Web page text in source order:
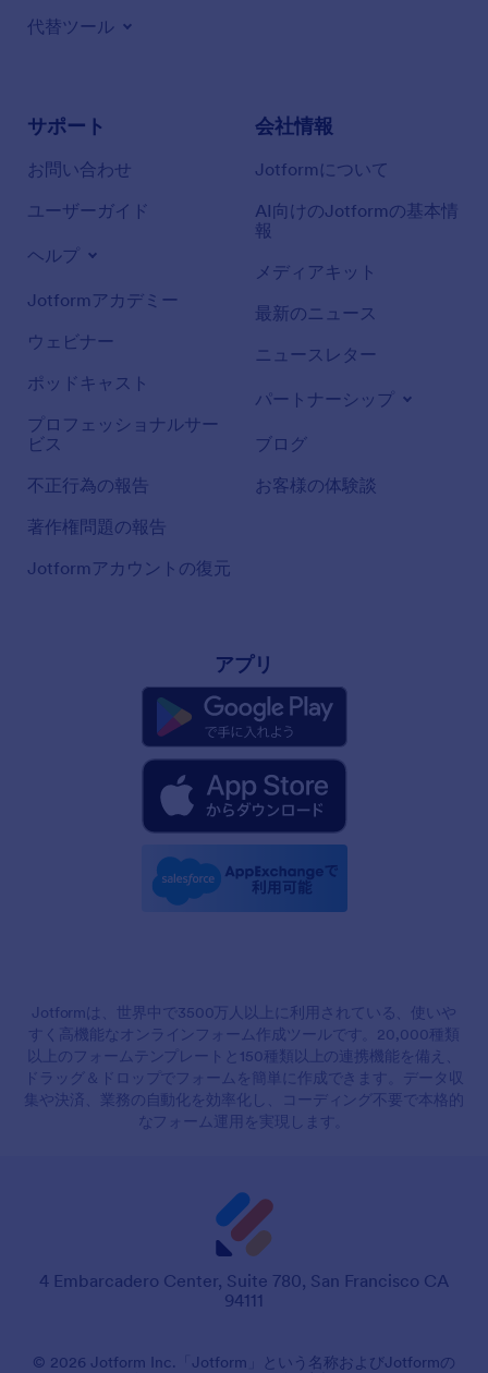
代替ツール
サポート
お問い合わせ
ユーザーガイド
ヘルプ
Jotformアカデミー
ウェビナー
ポッドキャスト
プロフェッショナルサー
ビス
不正行為の報告
著作権問題の報告
Jotformアカウントの復元
会社情報
Jotformについて
AI向けのJotformの基本情
報
メディアキット
最新のニュース
ニュースレター
パートナーシップ
ブログ
お客様の体験談
アプリ
Jotformは、世界中で3500万人以上に利用されている、使いや
すく高機能なオンラインフォーム作成ツールです。20,000種類
以上のフォームテンプレートと150種類以上の連携機能を備え、
ドラッグ＆ドロップでフォームを簡単に作成できます。データ収
集や決済、業務の自動化を効率化し、コーディング不要で本格的
なフォーム運用を実現します。
4 Embarcadero Center, Suite 780, San Francisco CA
94111
© 2026 Jotform Inc.「Jotform」という名称およびJotformの